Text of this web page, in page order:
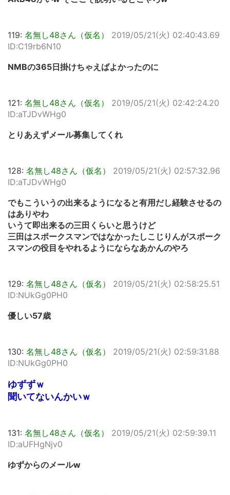
119: 名無し48さん（仮名）
2019/05/21(火) 02:40:43.69
ID:C19rb6N10
NMBの365日掛けちゃえばよかったのに
121: 名無し48さん（仮名）
2019/05/21(火) 02:42:24.20
ID:aTJDvWHg0
とりあえずメール募集してくれ
128: 名無し48さん（仮名）
2019/05/21(火) 02:57:32.96
ID:aTJDvWHg0
でもこういうの出来るようになると有用だし経験させるの
はありやわ
いうて即出来るの三田くらいと思うけど
三田はスポークスマンではなかったしこじりんがスポーク
スマンの役目をやれるようにならなあかんのやろ
129: 名無し48さん（仮名）
2019/05/21(火) 02:58:25.51
ID:NUkGg0PH0
優しい57歳
130: 名無し48さん（仮名）
2019/05/21(火) 02:59:31.88
ID:NUkGg0PH0
ゆずずｗ
聞いてないんかいｗ
131: 名無し48さん（仮名）
2019/05/21(火) 02:59:39.11
ID:aUFHgNjv0
ゆずからのメールw